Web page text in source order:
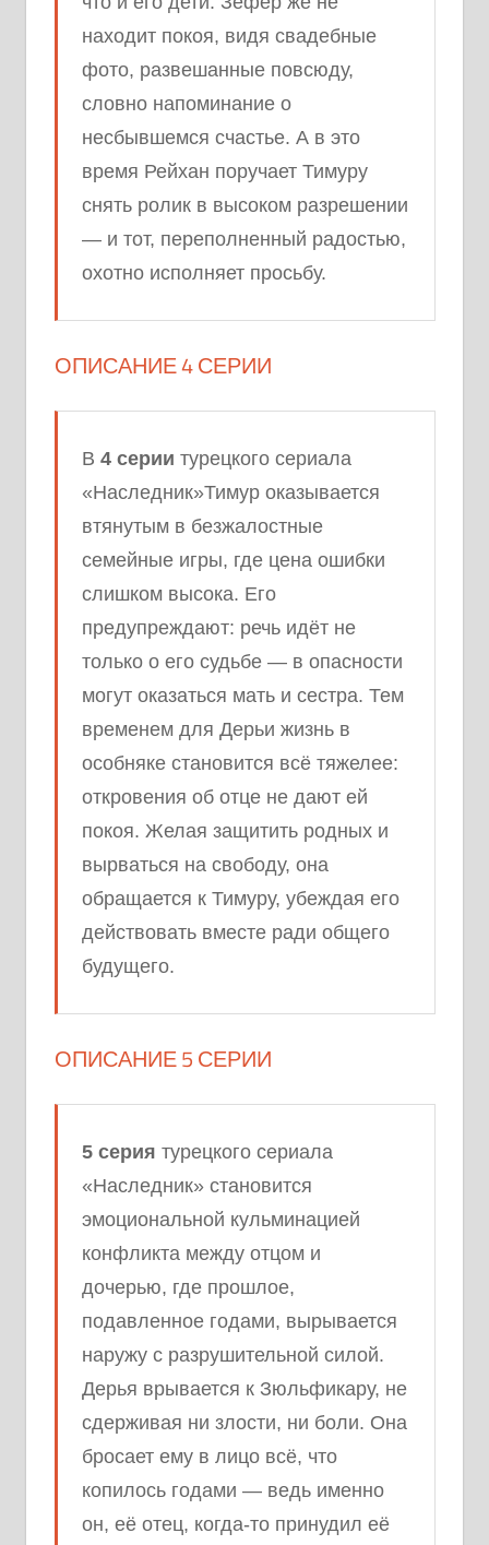
находит покоя, видя свадебные
фото, развешанные повсюду,
словно напоминание о
несбывшемся счастье. А в это
время Рейхан поручает Тимуру
снять ролик в высоком разрешении
— и тот, переполненный радостью,
охотно исполняет просьбу.
ОПИСАНИЕ 4 СЕРИИ
В 4 серии турецкого сериала
«Наследник»Тимур оказывается
втянутым в безжалостные
семейные игры, где цена ошибки
слишком высока. Его
предупреждают: речь идёт не
только о его судьбе — в опасности
могут оказаться мать и сестра. Тем
временем для Дерьи жизнь в
особняке становится всё тяжелее:
откровения об отце не дают ей
покоя. Желая защитить родных и
вырваться на свободу, она
обращается к Тимуру, убеждая его
действовать вместе ради общего
будущего.
ОПИСАНИЕ 5 СЕРИИ
5 серия турецкого сериала
«Наследник» становится
эмоциональной кульминацией
конфликта между отцом и
дочерью, где прошлое,
подавленное годами, вырывается
наружу с разрушительной силой.
Дерья врывается к Зюльфикару, не
сдерживая ни злости, ни боли. Она
бросает ему в лицо всё, что
копилось годами — ведь именно
он, её отец, когда-то принудил её